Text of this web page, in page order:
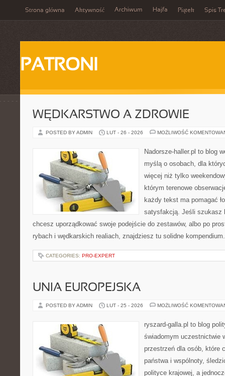
Strona główna Aktywność Archiwum Hajfa Piątek Spis
PATRONI
WĘDKARSTWO A ZDROWIE
POSTED BY ADMIN LUT - 26 - 2026 MOŻLIWOŚĆ
Nadorsze-haller.pl to blog
myślą o osobach, dla
więcej niż tylko
którym terenowe
każdy tekst ma pomagać
satysfakcją. Jeśli szukasz
chcesz uporządkować swoje podejście do zestawów, albo po
rybach i wędkarskich realiach, znajdziesz tu solidne
CATEGORIES: PRO-EXPERT
UNIA EUROPEJSKA
POSTED BY ADMIN LUT - 25 - 2026 MOŻLIWOŚĆ
ryszard-galla.pl to blog
świadomym uczestnictwie
przestrzeń dla osób, które
państwa i wspólnoty,
polityce krajowej, a